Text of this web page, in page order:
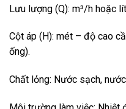
Lưu lượng (Q): m³/h hoặc
Cột áp (H): mét – độ cao
ống).
Chất lỏng: Nước sạch,